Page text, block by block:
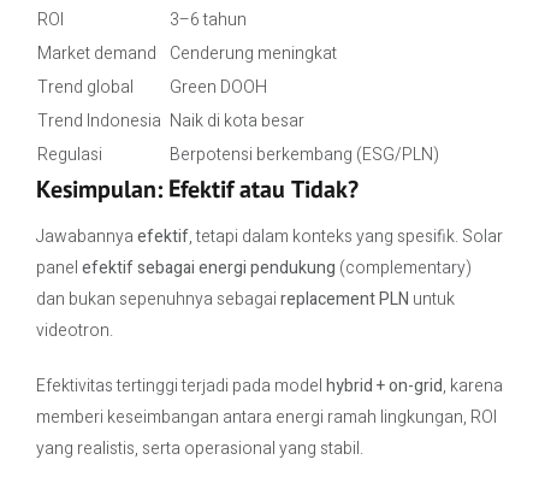
ROI
3–6 tahun
Market demand
Cenderung meningkat
Trend global
Green DOOH
Trend Indonesia Naik di kota besar
Regulasi
Berpotensi berkembang (ESG/PLN)
Kesimpulan: Efektif atau Tidak?
Jawabannyaefektif, tetapi dalam konteks yang spesifik. Solar
panelefektif sebagai energi pendukung (complementary)
dan bukan sepenuhnya sebagaireplacement PLN untuk
videotron.
Efektivitas tertinggi terjadi pada modelhybrid + on-grid, karena
memberi keseimbangan antara energi ramah lingkungan, ROI
yang realistis, serta operasional yang stabil.